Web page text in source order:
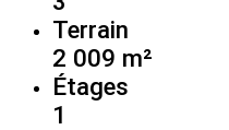
Terrain
2 009 m²
Étages
1